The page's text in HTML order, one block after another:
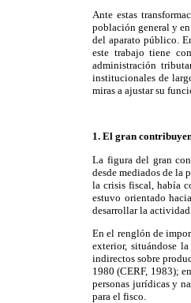
Ante estas
población general y
del aparato público.
este trabajo tiene
administración
institucionales de
miras a ajustar su
1. El gran
La figura del gran
desde mediados de la
la crisis fiscal, había
estuvo orientado
desarrollar la
En el renglón de
exterior, situándose
indirectos sobre
1980 (CERF, 1983);
personas jurídicas y
para el fisco.